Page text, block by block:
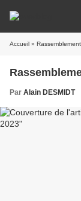
Accueil »
Par Alain DESMIDT